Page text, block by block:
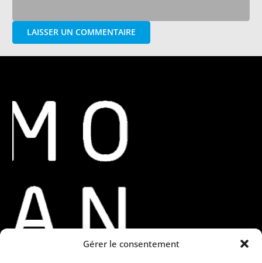
Gérer le consentement
LAISSER UN COMMENTAIRE